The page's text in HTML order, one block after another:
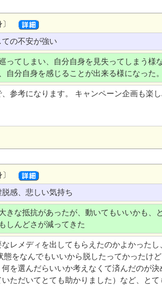
〕
の不安が強い
ってしまい、自分自身を見失ってしまう様
自分自身を感じることが出来る様になった。
参考になります。 キャンペーン企画も楽し
〕
感、悲しい気持ち
きな抵抗があったが、動いてもいいかも、
しんどさが減ってきた
レメディを出してもらえたのかよかった
態をなんでもいいから脱したってかったけ
を選んだらいいか考えなくて済んだのが決
ただいてとても助かりました）など、と